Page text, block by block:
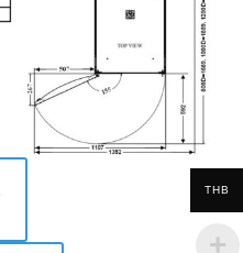
THB